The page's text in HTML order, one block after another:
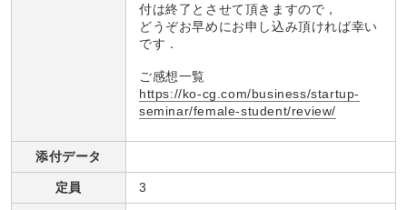
付は終了とさせて頂きますので，
どうぞお早めにお申し込み頂ければ幸い
です．
ご感想一覧
https://ko-cg.com/business/startup-
seminar/female-student/review/
添付データ
定員 3